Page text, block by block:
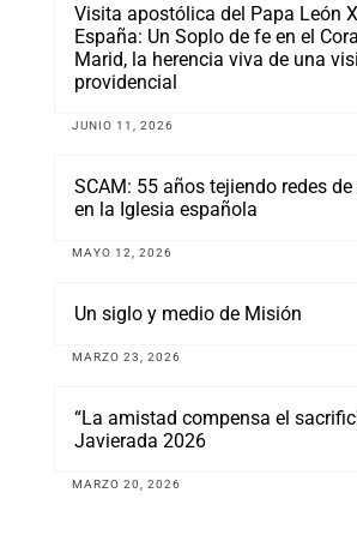
Visita apostólica del Papa León
España: Un Soplo de fe en el
Marid, la herencia viva de una
providencial
JUNIO 11, 2026
SCAM: 55 años tejiendo redes
en la Iglesia española
MAYO 12, 2026
Un siglo y medio de Misión
MARZO 23, 2026
“La amistad compensa el
Javierada 2026
MARZO 20, 2026